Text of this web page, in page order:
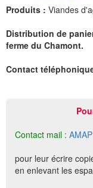
Produits : Viandes
Distribution de
ferme du Chamont.
Contact
Contact mail :
pour leur écrire
en enlevant les